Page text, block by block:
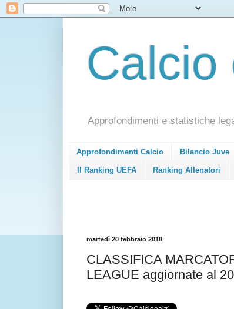
Calcio
Approfondimenti e statistiche
Approfondimenti Calcio Bilancio Juve
Il Ranking UEFA Ranking Allenatori
martedì 20 febbraio 2018
CLASSIFICA
LEAGUE aggiornate al